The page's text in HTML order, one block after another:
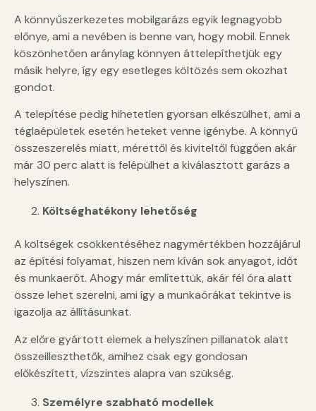
A könnyűszerkezetes mobilgarázs egyik legnagyobb
előnye, ami a nevében is benne van, hogy mobil. Ennek
köszönhetően aránylag könnyen áttelepíthetjük egy
másik helyre, így egy esetleges költözés sem okozhat
gondot.
A telepítése pedig hihetetlen gyorsan elkészülhet, ami a
téglaépületek esetén heteket venne igénybe. A könnyű
összeszerelés miatt, mérettől és kiviteltől függően akár
már 30 perc alatt is felépülhet a kiválasztott garázs a
helyszínen.
Költséghatékony lehetőség
A költségek csökkentéséhez nagymértékben hozzájárul
az építési folyamat, hiszen nem kíván sok anyagot, időt
és munkaerőt. Ahogy már említettük, akár fél óra alatt
össze lehet szerelni, ami így a munkaórákat tekintve is
igazolja az állításunkat.
Az előre gyártott elemek a helyszínen pillanatok alatt
összeilleszthetők, amihez csak egy gondosan
előkészített, vízszintes alapra van szükség.
Személyre szabható modellek